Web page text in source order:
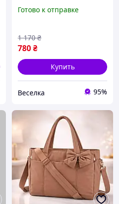
маневренными колесами
FLAME
Готово к отправке
780₴
1 170 ₴
Купить
Веселка 95%